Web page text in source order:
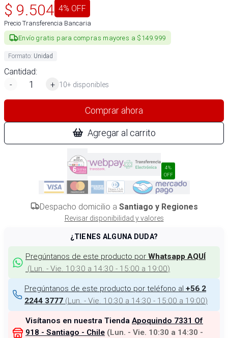
$ 9.504 4% OFF
Precio Transferencia Bancaria
Envío gratis para compras mayores a $149.999
Formato: Unidad
Cantidad:
-
+ 10+ disponibles
Comprar ahora
Agregar al carrito
4%
OFF
Despacho domicilio a Santiago y Regiones
Revisar disponibilidad y valores
¿TIENES ALGUNA DUDA?
Pregúntanos de este producto por Whatsapp AQUÍ
(Lun. - Vie. 10:30 a 14:30 - 15:00 a 19:00)
Pregúntanos de este producto por teléfono al +56 2
2244 3777 (Lun. - Vie. 10:30 a 14:30 - 15:00 a 19:00)
Visítanos en nuestra Tienda Apoquindo 7331 Of
918 - Santiago - Chile (Lun. - Vie. 10:30 a 14:30 -